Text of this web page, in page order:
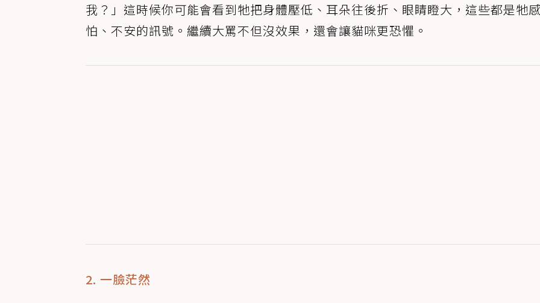
我？」這時候你可能會看到牠把身體壓低、耳朵往後折、眼睛瞪大，這些都是牠
怕、不安的訊號。繼續大罵不但沒效果，還會讓貓咪更恐懼。
2. 一臉茫然